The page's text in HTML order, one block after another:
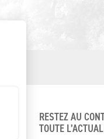
RESTEZ AU
TOUTE